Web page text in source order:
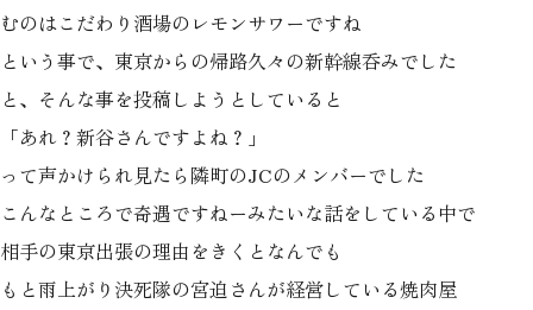
むのはこだわり酒場のレモンサワーですね
という事で、東京からの帰路久々の新幹線呑みでした
と、そんな事を投稿しようとしていると
「あれ？新谷さんですよね？」
って声かけられ見たら隣町のJCのメンバーでした
こんなところで奇遇ですねーみたいな話をしている中で
相手の東京出張の理由をきくとなんでも
もと雨上がり決死隊の宮迫さんが経営している焼肉屋